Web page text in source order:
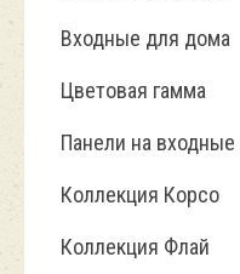
Входные для дома
Цветовая гамма
Панели на входные
Коллекция Корсо
Коллекция Флай